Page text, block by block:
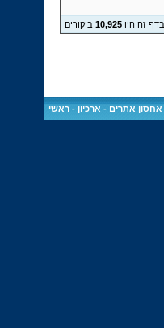
בדף זה היו10,925 ביקורים
אתרים - ארכיון -ראשי